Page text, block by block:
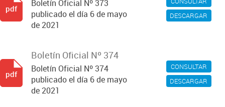
DESCARGAR
Boletín Oficial Nº 373
publicado el día 6 de mayo
de 2021
pdf
CONSULTAR
DESCARGAR
Boletín Oficial Nº 374
Boletín Oficial Nº 374
publicado el día 6 de mayo
de 2021
pdf